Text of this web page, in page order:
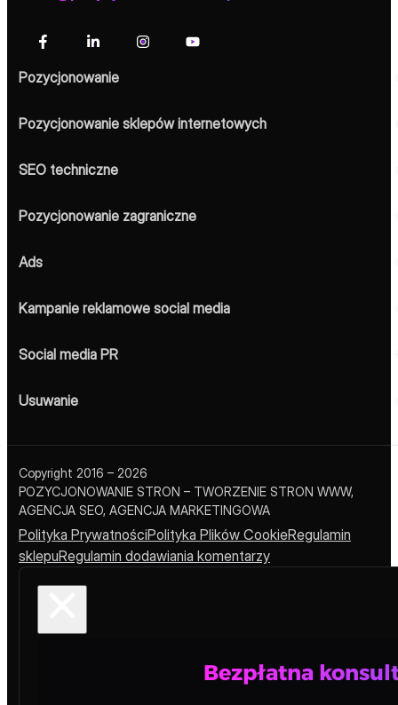
Pozycjonowanie
Pozycjonowanie sklepów internetowych
SEO techniczne
Pozycjonowanie zagraniczne
Ads
Kampanie reklamowe social media
Social media PR
Usuwanie
Copyright 2016 – 2026
POZYCJONOWANIE STRON – TWORZENIE STRON WWW,
AGENCJA SEO, AGENCJA MARKETINGOWA
Polityka PrywatnościPolityka Plików CookieRegulamin
sklepuRegulamin dodawiania komentarzy
Bezpłatna
Miejsce reklamowe – Blog